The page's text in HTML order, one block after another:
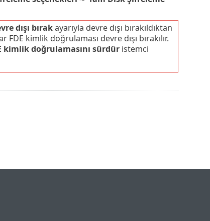
dışı bırakayarıyla devre dışı bırakıldıktan
kimlik doğrulaması devre dışı bırakılır.
kimlik doğrulamasını sürdüristemci